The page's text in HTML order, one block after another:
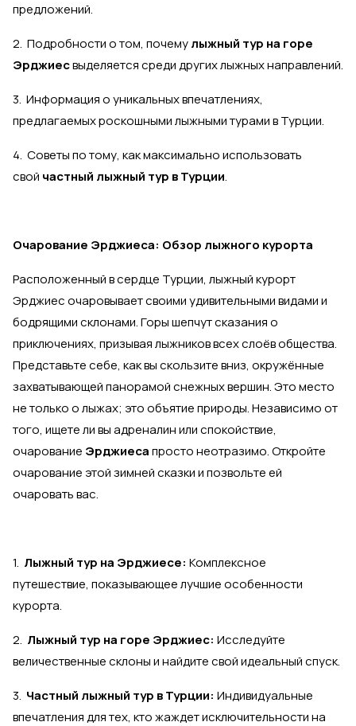
предложений.
2. Подробности о том, почемулыжный тур на горе
Эрджиесвыделяется среди других лыжных направлений.
3. Информация о уникальных впечатлениях,
предлагаемых роскошными лыжными турами в Турции.
4. Советы по тому, как максимально использовать
свой частный лыжный тур в Турции.
Очарование Эрджиеса: Обзор лыжного курорта
Расположенный в сердце Турции, лыжный курорт
Эрджиес очаровывает своими удивительными видами и
бодрящими склонами. Горы шепчут сказания о
приключениях, призывая лыжников всех слоёв общества.
Представьте себе, как вы скользите вниз, окружённые
захватывающей панорамой снежных вершин. Это место
не только о лыжах; это объятие природы. Независимо от
того, ищете ли вы адреналин или спокойствие,
очарование Эрджиесапросто неотразимо. Откройте
очарование этой зимней сказки и позвольте ей
очаровать вас.
1. Лыжный тур на Эрджиесе: Комплексное
путешествие, показывающее лучшие особенности
курорта.
2. Лыжный тур на горе Эрджиес: Исследуйте
величественные склоны и найдите свой идеальный спуск.
3. Частный лыжный тур в Турции: Индивидуальные
впечатления для тех, кто жаждет исключительности на